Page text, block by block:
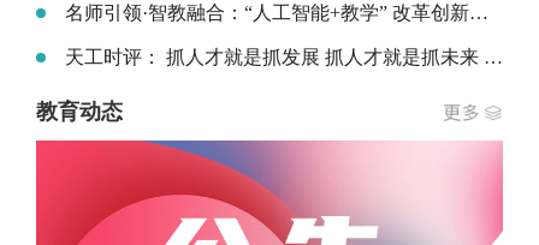
名师引领·智教融合：“人工智能+教学” 改革创新实践专题研讨会在珠海举办
天工时评： 抓人才就是抓发展 抓人才就是抓未来 ——以人才之兴铺就职业本科高质量发展坦途
教育动态